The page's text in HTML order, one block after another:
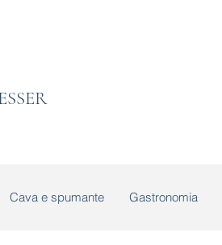
Cava e spumante Gastronomia